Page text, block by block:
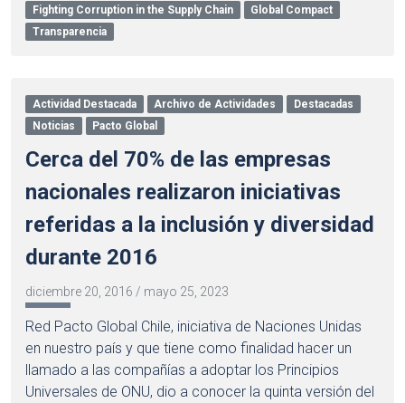
Fighting Corruption in the Supply Chain
Global Compact
Transparencia
Actividad Destacada Archivo de Actividades
Destacadas
Noticias
Pacto Global
Cerca del 70% de las empresas
nacionales realizaron iniciativas
referidas a la inclusión y diversidad
durante 2016
diciembre 20, 2016 / mayo 25, 2023
Red Pacto Global Chile, iniciativa de Naciones Unidas
en nuestro país y que tiene como finalidad hacer un
llamado a las compañías a adoptar los Principios
Universales de ONU, dio a conocer la quinta versión del